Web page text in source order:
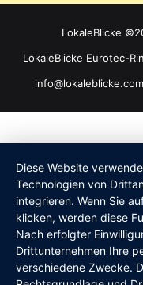
LokaleBlicke
LokaleBlicke Eurotec-
info@lokaleblicke.com
Diese Website
Technologien von
integrieren. Wenn Sie
klicken, werden diese
Nach erfolgter
Drittunternehmen Ihre
verschiedene Zwecke.